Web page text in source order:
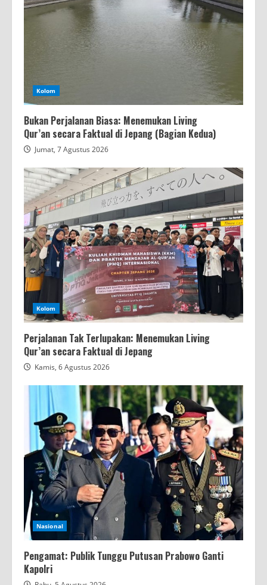
Kolom
Bukan Perjalanan Biasa: Menemukan Living
Qur’an secara Faktual di Jepang (Bagian Kedua)
Jumat, 7 Agustus 2026
Kolom
Perjalanan Tak Terlupakan: Menemukan Living
Qur’an secara Faktual di Jepang
Kamis, 6 Agustus 2026
Nasional
Pengamat: Publik Tunggu Putusan Prabowo Ganti
Kapolri